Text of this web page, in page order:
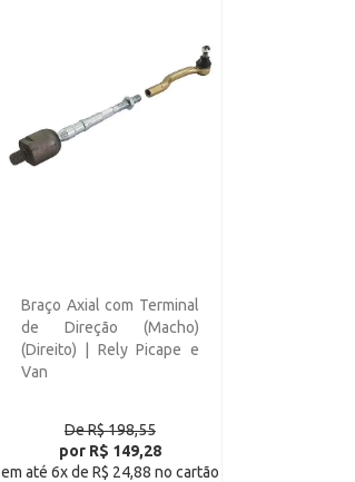
Braço Axial com Terminal
de Direção (Macho)
(Direito) | Rely Picape e
Van
De R$ 198,55
por R$ 149,28
em até 6x de R$ 24,88 no cartão